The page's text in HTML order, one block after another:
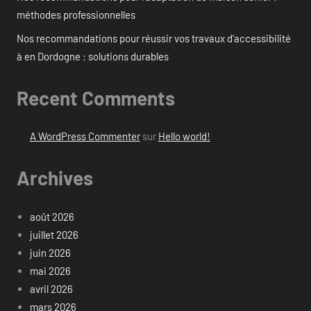
méthodes professionnelles
Nos recommandations pour réussir vos travaux d’accessibilité
à en Dordogne : solutions durables
Recent Comments
A WordPress Commentersur Hello world!
Archives
août 2026
juillet 2026
juin 2026
mai 2026
avril 2026
mars 2026